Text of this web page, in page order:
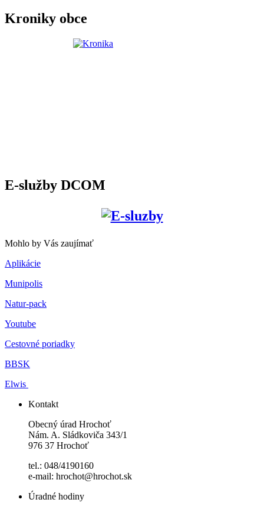
Kroniky obce
E-služby DCOM
Mohlo by Vás zaujímať
Aplikácie
Munipolis
Natur-pack
Youtube
Cestovné poriadky
BBSK
Elwis
Kontakt
Obecný úrad Hrochoť
Nám. A. Sládkoviča 343/1
976 37 Hrochoť
tel.: 048/4190160
e-mail: hrochot@hrochot.sk
Úradné hodiny